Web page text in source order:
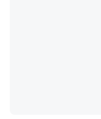
昆虫ってカルシウ
コオロギのカルシ
─ニュース :: 【研究発